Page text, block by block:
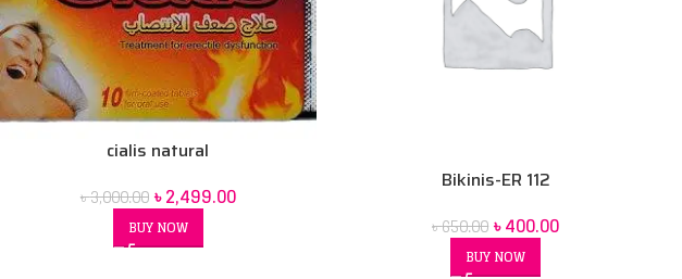
cialis natural
৳3,000.00 ৳2,499.00
BUY NOW
Bikinis-ER 112
৳650.00 ৳400.00
BUY NOW